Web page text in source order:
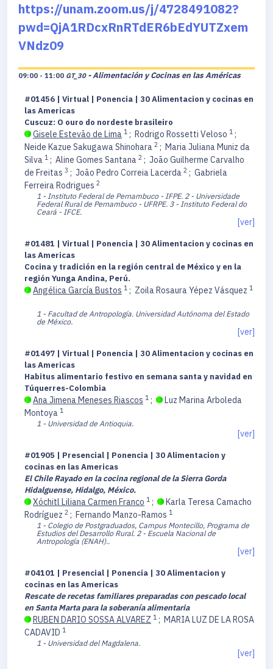
https://unam.zoom.us/j/4728491082?
pwd=QjA1RDcxRnRTdER6bEdYUTZxem
VNdz09
09:00 - 11:00 GT_30 - Alimentación y Cocinas en las Américas
#01456 | Virtual | Ponencia | 30 Alimentacion y cocinas en
las Americas
Cuscuz: O ouro do nordeste brasileiro
Gisele Estevão de Lima 1 ; Rodrigo Rossetti Veloso 1 ;
Neide Kazue Sakugawa Shinohara 2 ; Maria Juliana Muniz da
Silva 1 ; Aline Gomes Santana 2 ; João Guilherme Carvalho
de Freitas 3 ; João Pedro Correia Lacerda 2 ; Gabriela
Ferreira Rodrigues 2
1 - Instituto Federal de Pernambuco - IFPE. 2 - Universidade
Federal Rural de Pernambuco - UFRPE. 3 - Instituto Federal do
Ceará - IFCE.
[ver]
#01481 | Virtual | Ponencia | 30 Alimentacion y cocinas en
las Americas
Cocina y tradición en la región central de México y en la
región Yunga Andina, Perú.
Angélica García Bustos 1 ; Zoila Rosaura Yépez Vásquez 1
1 - Facultad de Antropología. Universidad Autónoma del Estado
de México.
[ver]
#01497 | Virtual | Ponencia | 30 Alimentacion y cocinas en
las Americas
Habitus alimentario festivo en semana santa y navidad en
Túquerres-Colombia
Ana Jimena Meneses Riascos 1 ;
Luz Marina Arboleda
Montoya 1
1 - Universidad de Antioquia.
[ver]
#01905 | Presencial | Ponencia | 30 Alimentacion y
cocinas en las Americas
El Chile Rayado en la cocina regional de la Sierra Gorda
Hidalguense, Hidalgo, México.
Xóchitl Liliana Carmen Franco 1 ;
Karla Teresa Camacho
Rodríguez 2 ; Fernando Manzo-Ramos 1
1 - Colegio de Postgraduados, Campus Montecillo, Programa de
Estudios del Desarrollo Rural. 2 - Escuela Nacional de
Antropología (ENAH)..
[ver]
#04101 | Presencial | Ponencia | 30 Alimentacion y
cocinas en las Americas
Rescate de recetas familiares preparadas con pescado local
en Santa Marta para la soberanía alimentaria
RUBEN DARIO SOSSA ALVAREZ 1 ; MARIA LUZ DE LA ROSA
CADAVID 1
1 - Universidad del Magdalena.
[ver]